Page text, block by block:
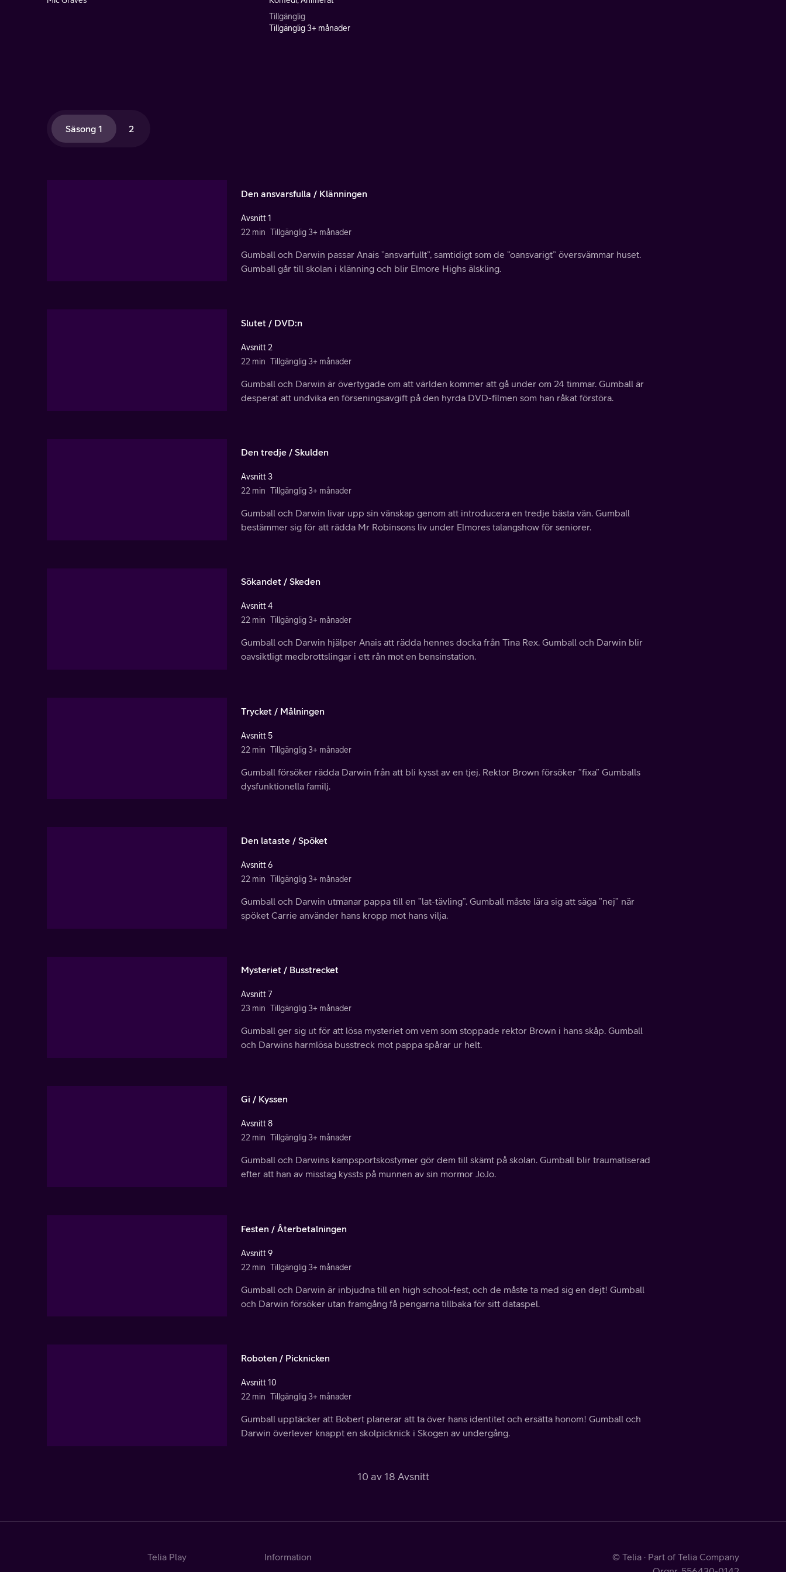
Tillgänglig
Tillgänglig 3+ månader
Säsong 1 2
Den ansvarsfulla / Klänningen
Avsnitt 1
22 min Tillgänglig 3+ månader
Gumball och Darwin passar Anais ”ansvarfullt”, samtidigt som de ”oansvarigt” översvämmar huset.
Gumball går till skolan i klänning och blir Elmore Highs älskling.
Slutet / DVD:n
Avsnitt 2
22 min Tillgänglig 3+ månader
Gumball och Darwin är övertygade om att världen kommer att gå under om 24 timmar. Gumball är
desperat att undvika en förseningsavgift på den hyrda DVD-filmen som han råkat förstöra.
Den tredje / Skulden
Avsnitt 3
22 min Tillgänglig 3+ månader
Gumball och Darwin livar upp sin vänskap genom att introducera en tredje bästa vän. Gumball
bestämmer sig för att rädda Mr Robinsons liv under Elmores talangshow för seniorer.
Sökandet / Skeden
Avsnitt 4
22 min Tillgänglig 3+ månader
Gumball och Darwin hjälper Anais att rädda hennes docka från Tina Rex. Gumball och Darwin blir
oavsiktligt medbrottslingar i ett rån mot en bensinstation.
Trycket / Målningen
Avsnitt 5
22 min Tillgänglig 3+ månader
Gumball försöker rädda Darwin från att bli kysst av en tjej. Rektor Brown försöker ”fixa” Gumballs
dysfunktionella familj.
Den lataste / Spöket
Avsnitt 6
22 min Tillgänglig 3+ månader
Gumball och Darwin utmanar pappa till en ”lat-tävling”. Gumball måste lära sig att säga ”nej” när
spöket Carrie använder hans kropp mot hans vilja.
Mysteriet / Busstrecket
Avsnitt 7
23 min Tillgänglig 3+ månader
Gumball ger sig ut för att lösa mysteriet om vem som stoppade rektor Brown i hans skåp. Gumball
och Darwins harmlösa busstreck mot pappa spårar ur helt.
Gi / Kyssen
Avsnitt 8
22 min Tillgänglig 3+ månader
Gumball och Darwins kampsportskostymer gör dem till skämt på skolan. Gumball blir traumatiserad
efter att han av misstag kyssts på munnen av sin mormor JoJo.
Festen / Återbetalningen
Avsnitt 9
22 min Tillgänglig 3+ månader
Gumball och Darwin är inbjudna till en high school-fest, och de måste ta med sig en dejt! Gumball
och Darwin försöker utan framgång få pengarna tillbaka för sitt dataspel.
Roboten / Picknicken
Avsnitt 10
22 min Tillgänglig 3+ månader
Gumball upptäcker att Bobert planerar att ta över hans identitet och ersätta honom! Gumball och
Darwin överlever knappt en skolpicknick i Skogen av undergång.
10 av 18 Avsnitt
Telia Play
Information
© Telia · Part of Telia Company